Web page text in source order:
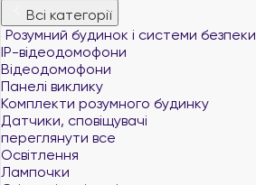
Всі категорії
Розумний будинок і системи безпеки
IP-відеодомофони
Відеодомофони
Панелі виклику
Комплекти розумного будинку
Датчики, сповіщувачі
переглянути все
Освітлення
Лампочки